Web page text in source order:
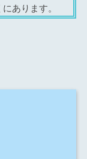
あります。